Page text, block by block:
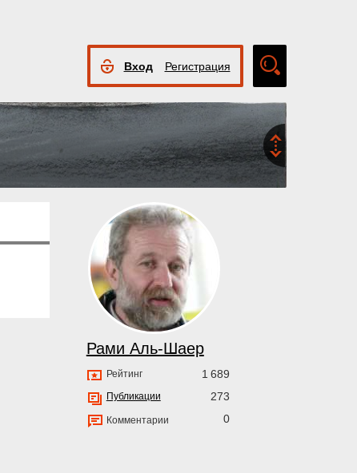
Вход Регистрация
поиск
Рами Аль-Шаер
Рейтинг 1 689
Публикации 273
Комментарии 0